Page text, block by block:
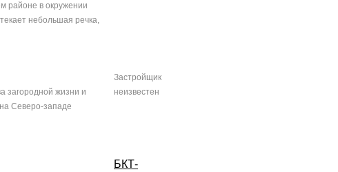
районе в окружении
небольшая речка,
загородной жизни и
Северо-западе
Застройщик
неизвестен
БКТ-